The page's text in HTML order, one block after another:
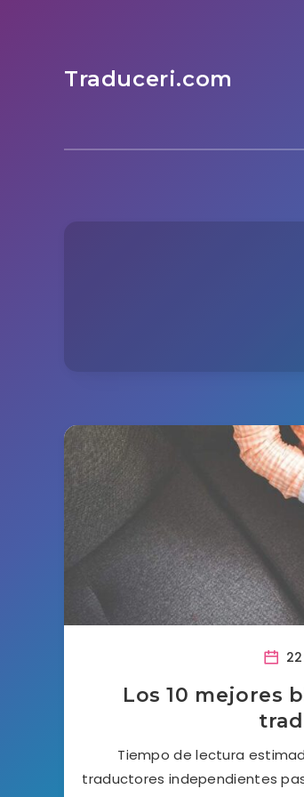
Traduceri.com
Los 10 mejores
Tiempo de lectura
traductores independientes